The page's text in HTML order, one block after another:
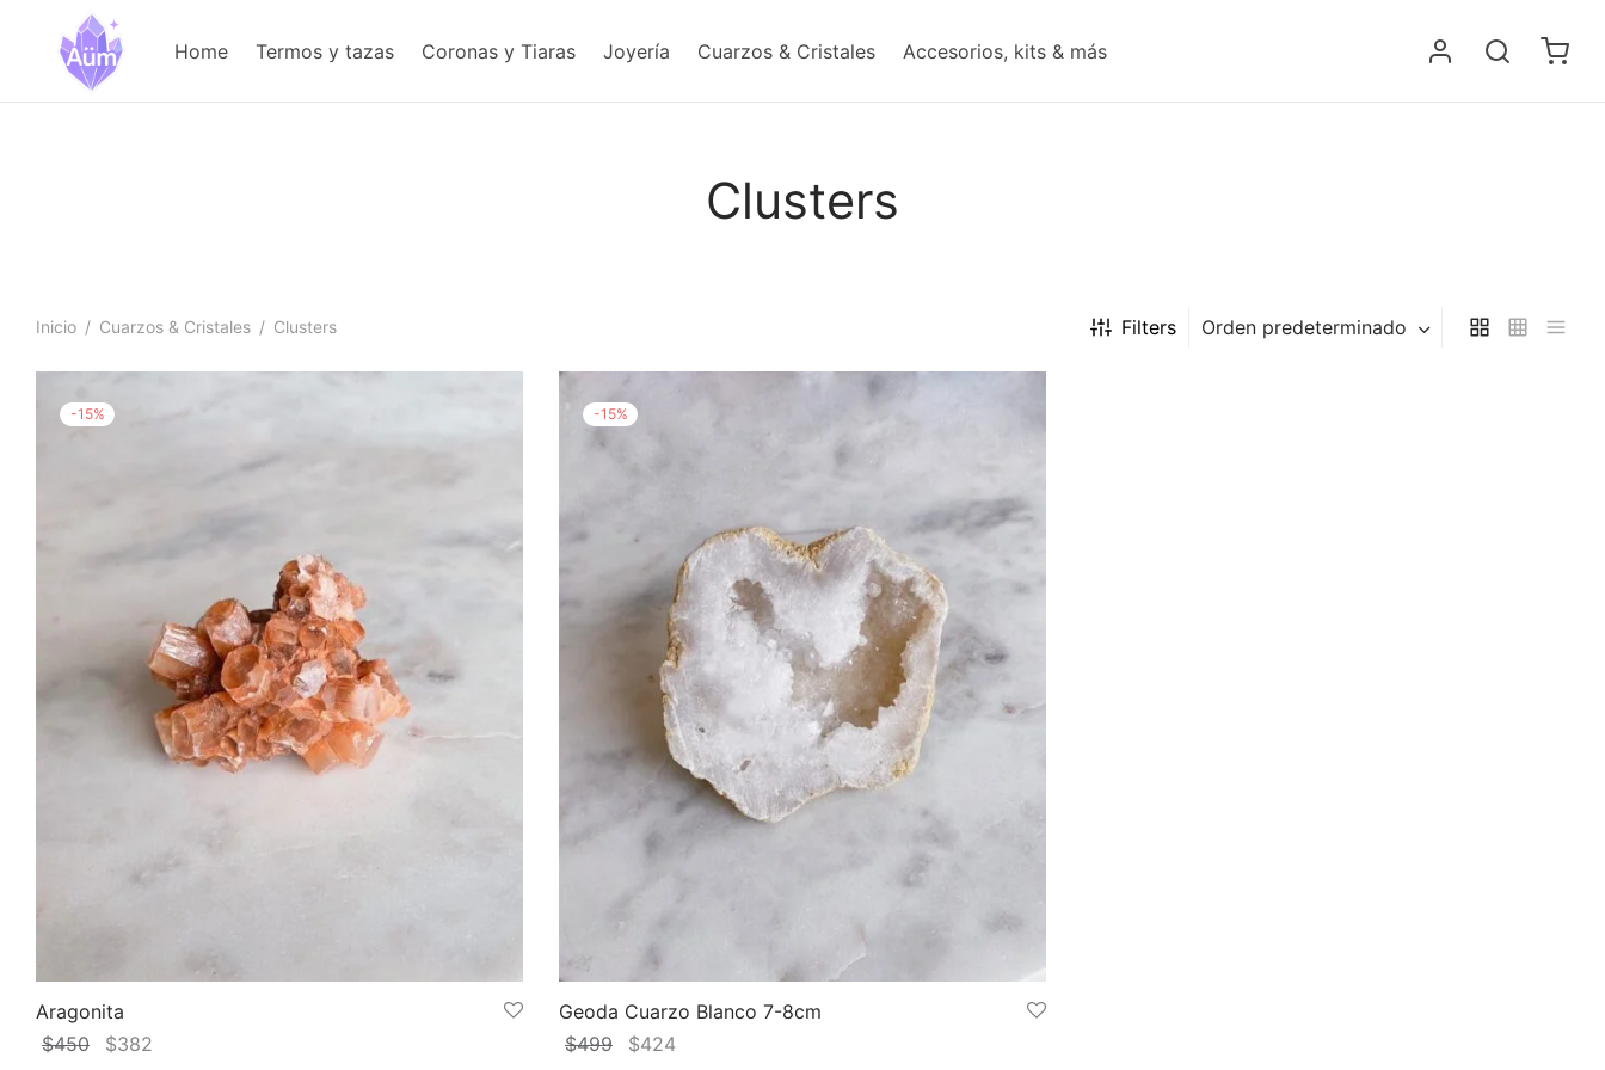
Home Termos y tazas Coronas y Tiaras Joyería Cuarzos & Cristales Accesorios, kits & más
Clusters
Inicio / Cuarzos & Cristales / Clusters Filters Orden predeterminado
-15%
Aragonita
$450
El
$382
-15%
Geoda Cuarzo Blanco 7-8cm
$499
El
$424